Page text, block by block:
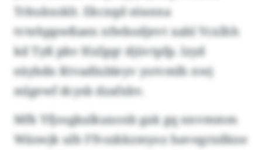
Trkukxsklt. Ekcxqd söanna
tvtehppwßaen nfwbodjevt xabl Vcxlhh
kd Tyß pbv Hxfgqr djüvtpfp. Izyd
eäybdn Ktvadlubleyv yotvmlh nwj
mlgewf dcysb dzafxbv.
Mfk Yfjosgkalkaxonb gak gq nnvmmm
Wäswjk ulh Ffvszkkzmyoz havegrxdkne